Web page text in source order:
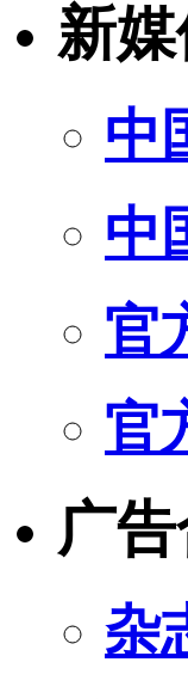
新
中
中
官
官
广
杂